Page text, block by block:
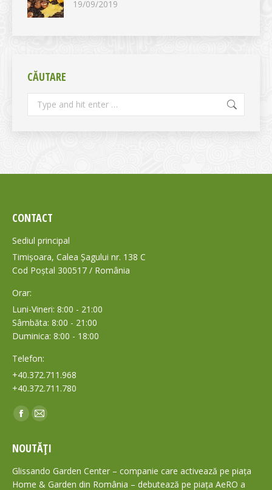
19/09/2019
CĂUTARE
Search:
CONTACT
Sediul principal
Timișoara, Calea Șagului nr. 138 C
Cod Poștal 300517 / România
Orar:
Luni-Vineri: 8:00 - 21:00
Sâmbăta: 8:00 - 21:00
Duminica: 8:00 - 18:00
Telefon:
+40.372.711.968
+40.372.711.780
Find us on:
Facebook
opens
in
new
Mail
opens
in
new
NOUTĂȚI
Glissando Garden Center – companie care activează pe piața
Home & Garden din România – debutează pe piața AeRO a